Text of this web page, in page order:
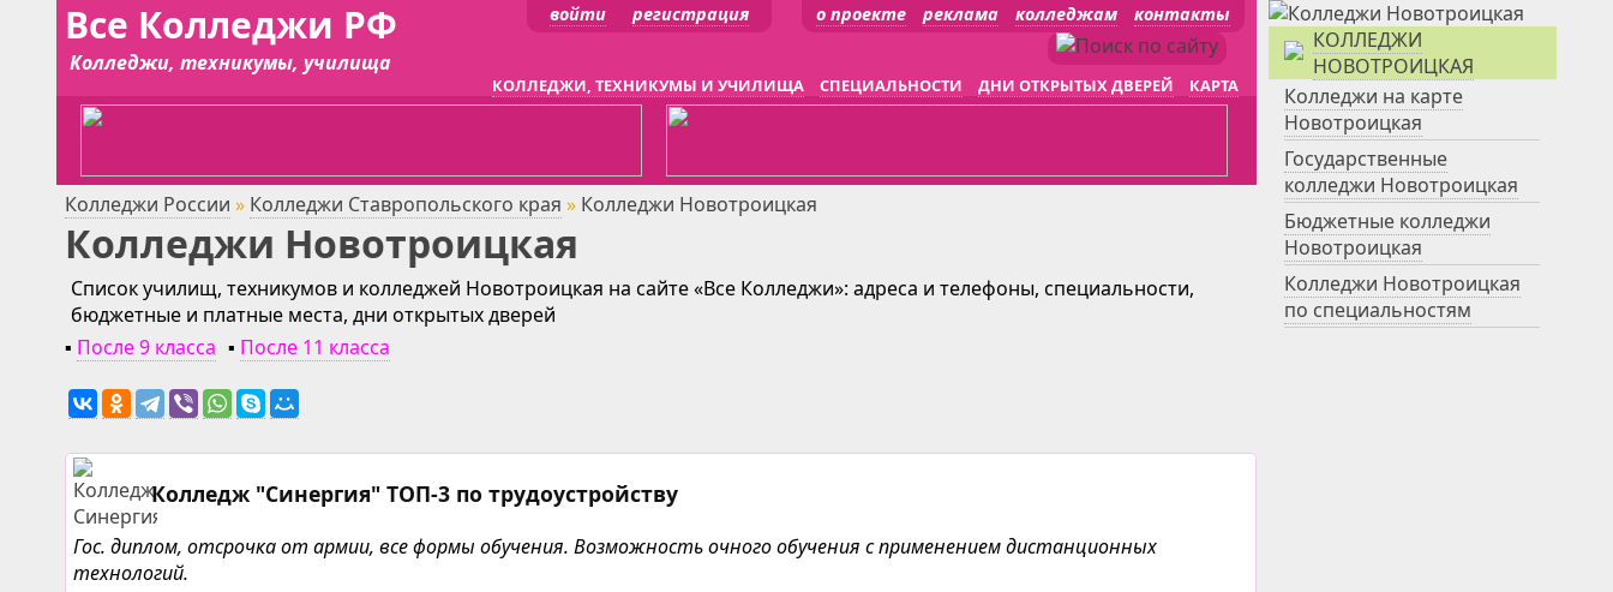
Все Колледжи РФ
Колледжи, техникумы, училища
о проекте реклама колледжам контакты
войти регистрация
КОЛЛЕДЖИ, ТЕХНИКУМЫ И УЧИЛИЩА СПЕЦИАЛЬНОСТИ ДНИ ОТКРЫТЫХ ДВЕРЕЙ КАРТА
Колледжи России » Колледжи Ставропольского края » Колледжи Новотроицкая
Колледжи Новотроицкая
Список училищ, техникумов и колледжей Новотроицкая на сайте «Все Колледжи»: адреса и телефоны, специальности,
бюджетные и платные места, дни открытых дверей
▪ После 9 класса ▪ После 11 класса
Колледж "Синергия" ТОП-3 по трудоустройству
Гос. диплом, отсрочка от армии, все формы обучения. Возможность очного обучения с применением дистанционных
технологий.
КОЛЛЕДЖИ
НОВОТРОИЦКАЯ
Колледжи на карте
Новотроицкая
Государственные
колледжи Новотроицкая
Бюджетные колледжи
Новотроицкая
Колледжи Новотроицкая
по специальностям